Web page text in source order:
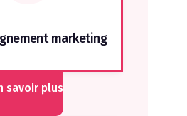
marketing
savoir plus